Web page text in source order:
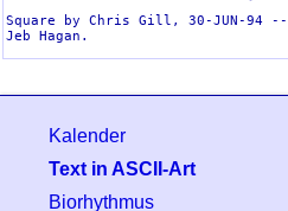
graffiti 312
dotmatrix 294
sub-zero 249
dosrebel
221
kontoslant
217
eftifont
208
Square by Chris Gill, 30-JUN-94
Kalender
Text in ASCII-Art
Biorhythmus